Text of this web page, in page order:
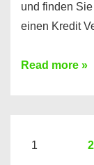
und finden
einen Kredit
Sie
Hier
Read more »
1 2